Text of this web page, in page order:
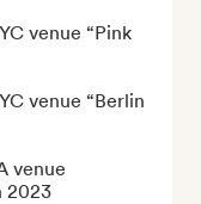
venue “Pink
venue “Berlin
venue
2023